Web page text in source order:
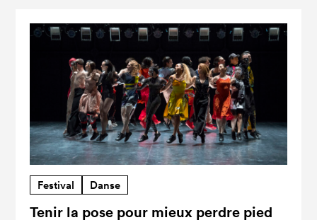
Festival Danse
Tenir la pose pour mieux perdre pied